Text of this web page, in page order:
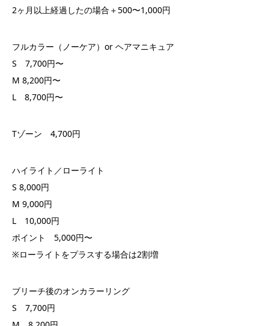
2ヶ月以上経過したの場合＋500〜1,000円
フルカラー（ノーケア）or ヘアマニキュア
S 7,700円〜
M 8,200円〜
L 8,700円〜
Tゾーン 4,700円
ハイライト／ローライト
S 8,000円
M 9,000円
L 10,000円
ポイント 5,000円〜
※ローライトをプラスする場合は2割増
ブリーチ後のオンカラーリング
S 7,700円